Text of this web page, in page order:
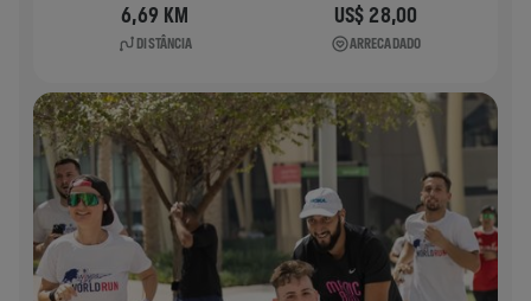
6,69 KM
DISTÂNCIA
US$ 28,00
ARRECADADO